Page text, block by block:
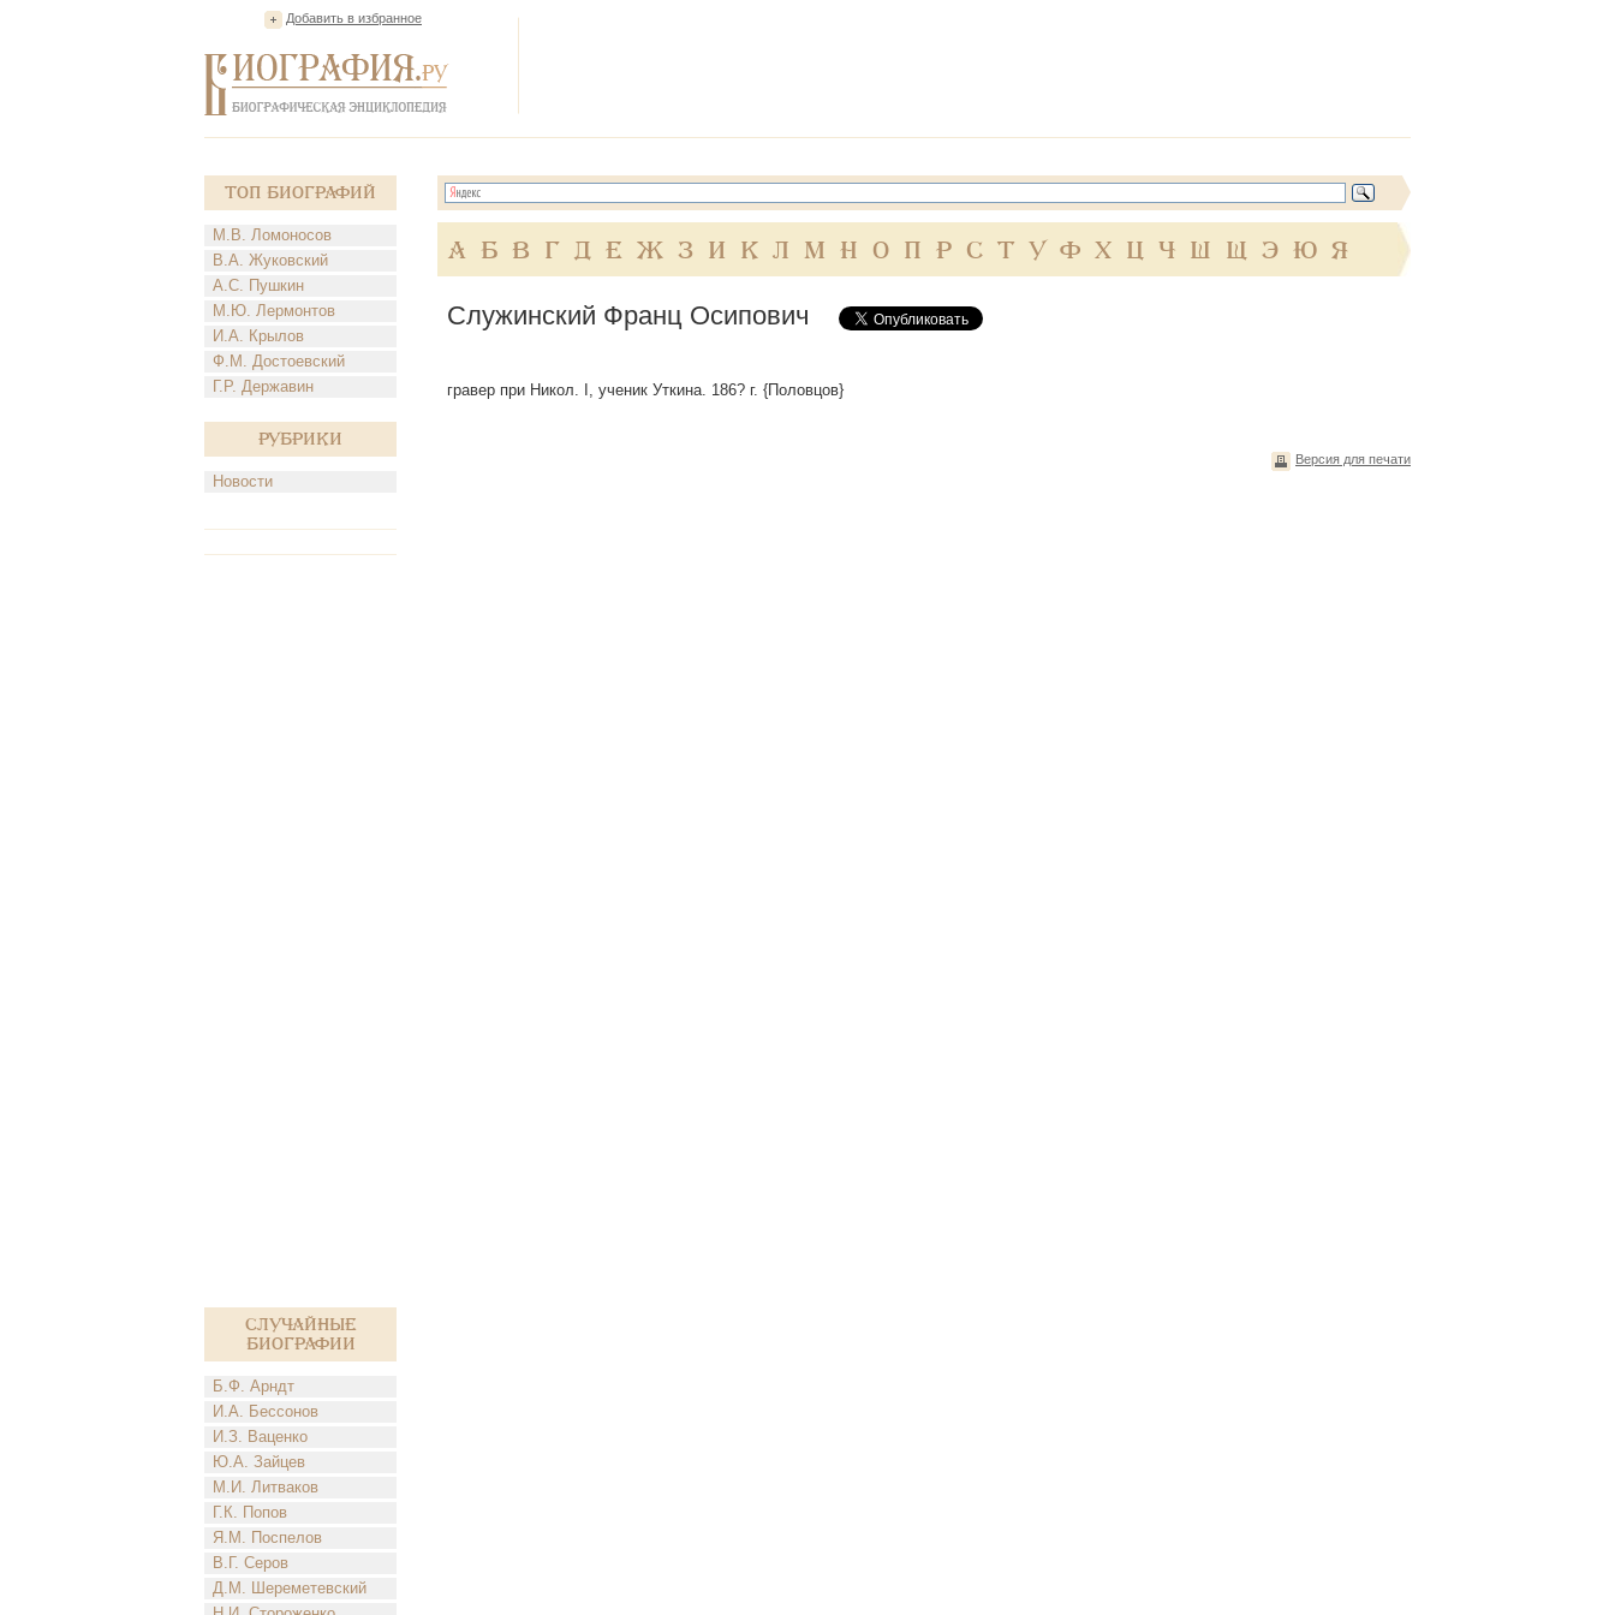
Добавить в избранное
Топ Биографий
М.В. Ломоносов
В.А. Жуковский
А.С. Пушкин
М.Ю. Лермонтов
И.А. Крылов
Ф.М. Достоевский
Г.Р. Державин
Рубрики
Новости
Случайные
биографии
Б.Ф. Арндт
И.А. Бессонов
И.З. Ваценко
Ю.А. Зайцев
М.И. Литваков
Г.К. Попов
Я.М. Поспелов
В.Г. Серов
Д.М. Шереметевский
А Б В Г Д Е Ж З И К Л М Н О П Р С Т У Ф Х Ц Ч Ш Щ Э Ю Я
Служинский Франц Осипович
гравер при Никол. I, ученик Уткина. 186? г. {Половцов}
Версия для печати